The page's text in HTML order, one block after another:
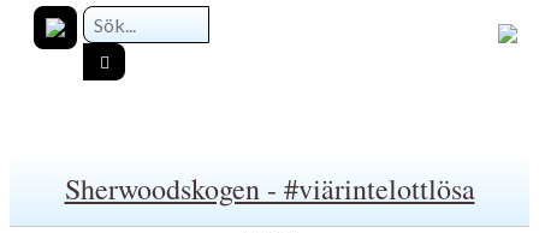
Sherwoodskogen - #viärintelottlösa